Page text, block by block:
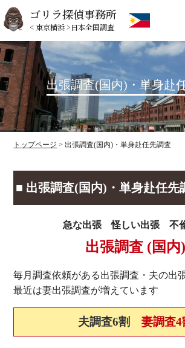
ゴリラ探偵事務所
< 東京横浜 >日本全国調査
出張調査(国内)・単身赴
トップページ > 出張調査(国内)・単身赴任先調査
■ 出張調査(国内)・単身赴任先
急な出張 怪しい出張 不
出張調査 (国内)
毎月調査依頼がある出張調査・夫の出
最近は妻出張調査が増えています
夫調査6割 妻調査4